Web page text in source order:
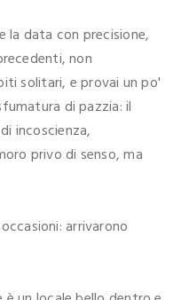
la data con precisione,
non
solitari, e provai un po'
di pazzia: il
incoscienza,
privo di senso, ma
arrivarono